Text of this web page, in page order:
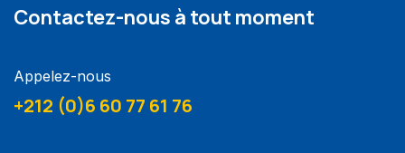
Contactez-nous à tout moment
Appelez-nous
+212 (0)6 60 77 61 76